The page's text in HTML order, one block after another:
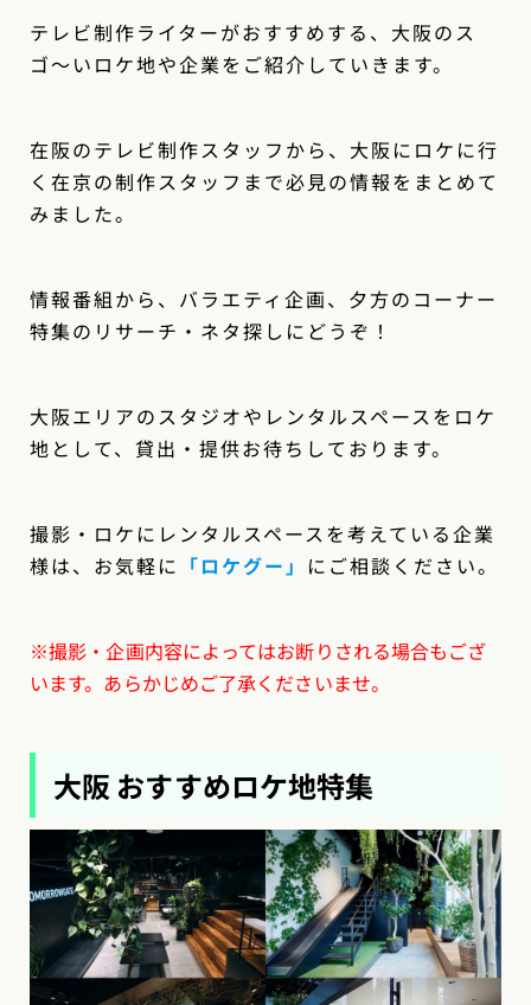
テレビ制作ライターがおすすめする、大阪のス
ゴ〜いロケ地や企業をご紹介していきます。
在阪のテレビ制作スタッフから、大阪にロケに行
く在京の制作スタッフまで必見の情報をまとめて
みました。
情報番組から、バラエティ企画、夕方のコーナー
特集のリサーチ・ネタ探しにどうぞ！
大阪エリアのスタジオやレンタルスペースをロケ
地として、貸出・提供お待ちしております。
撮影・ロケにレンタルスペースを考えている企業
様は、お気軽に 「ロケグー 」 にご相談ください。
※撮影・企画内容によってはお断りされる場合もござ
います。あらかじめご了承くださいませ。
大阪 おすすめロケ地特集